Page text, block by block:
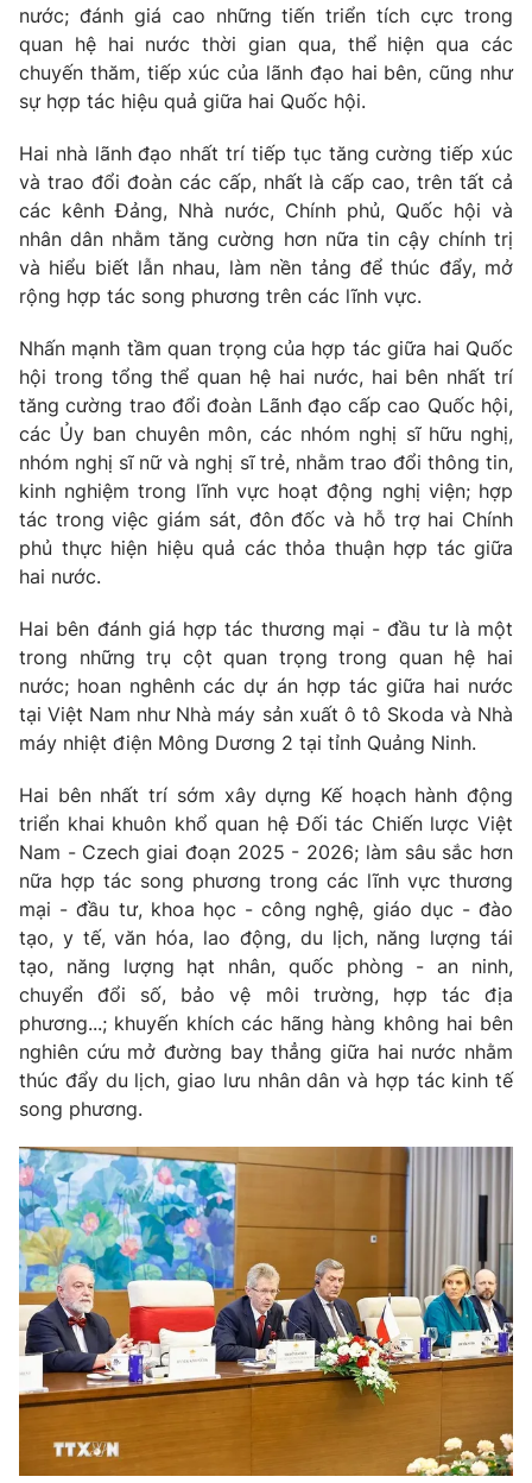
nước; đánh giá cao những tiến triển tích cực trong
quan hệ hai nước thời gian qua, thể hiện qua các
chuyến thăm, tiếp xúc của lãnh đạo hai bên, cũng như
sự hợp tác hiệu quả giữa hai Quốc hội.
Hai nhà lãnh đạo nhất trí tiếp tục tăng cường tiếp xúc
và trao đổi đoàn các cấp, nhất là cấp cao, trên tất cả
các kênh Đảng, Nhà nước, Chính phủ, Quốc hội và
nhân dân nhằm tăng cường hơn nữa tin cậy chính trị
và hiểu biết lẫn nhau, làm nền tảng để thúc đẩy, mở
rộng hợp tác song phương trên các lĩnh vực.
Nhấn mạnh tầm quan trọng của hợp tác giữa hai Quốc
hội trong tổng thể quan hệ hai nước, hai bên nhất trí
tăng cường trao đổi đoàn Lãnh đạo cấp cao Quốc hội,
các Ủy ban chuyên môn, các nhóm nghị sĩ hữu nghị,
nhóm nghị sĩ nữ và nghị sĩ trẻ, nhằm trao đổi thông tin,
kinh nghiệm trong lĩnh vực hoạt động nghị viện; hợp
tác trong việc giám sát, đôn đốc và hỗ trợ hai Chính
phủ thực hiện hiệu quả các thỏa thuận hợp tác giữa
hai nước.
Hai bên đánh giá hợp tác thương mại - đầu tư là một
trong những trụ cột quan trọng trong quan hệ hai
nước; hoan nghênh các dự án hợp tác giữa hai nước
tại Việt Nam như Nhà máy sản xuất ô tô Skoda và Nhà
máy nhiệt điện Mông Dương 2 tại tỉnh Quảng Ninh.
Hai bên nhất trí sớm xây dựng Kế hoạch hành động
triển khai khuôn khổ quan hệ Đối tác Chiến lược Việt
Nam - Czech giai đoạn 2025 - 2026; làm sâu sắc hơn
nữa hợp tác song phương trong các lĩnh vực thương
mại - đầu tư, khoa học - công nghệ, giáo dục - đào
tạo, y tế, văn hóa, lao động, du lịch, năng lượng tái
tạo, năng lượng hạt nhân, quốc phòng - an ninh,
chuyển đổi số, bảo vệ môi trường, hợp tác địa
phương...; khuyến khích các hãng hàng không hai bên
nghiên cứu mở đường bay thẳng giữa hai nước nhằm
thúc đẩy du lịch, giao lưu nhân dân và hợp tác kinh tế
song phương.